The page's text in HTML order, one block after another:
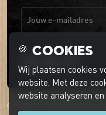
© 2026 't Boerder-ei-
🍪 Cookies
Wij plaatsen cookies
website. Met deze
website analyseren